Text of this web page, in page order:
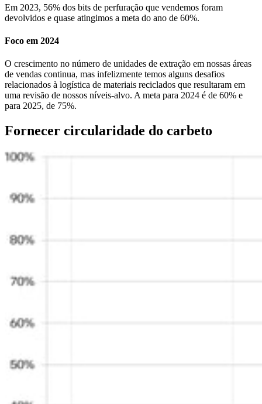
Em 2023, 56% dos bits de perfuração que vendemos foram
devolvidos e quase atingimos a meta do ano de 60%.
Foco em 2024
O crescimento no número de unidades de extração em nossas áreas
de vendas continua, mas infelizmente temos alguns desafios
relacionados à logística de materiais reciclados que resultaram em
uma revisão de nossos níveis-alvo. A meta para 2024 é de 60% e
para 2025, de 75%.
Fornecer circularidade do carbeto